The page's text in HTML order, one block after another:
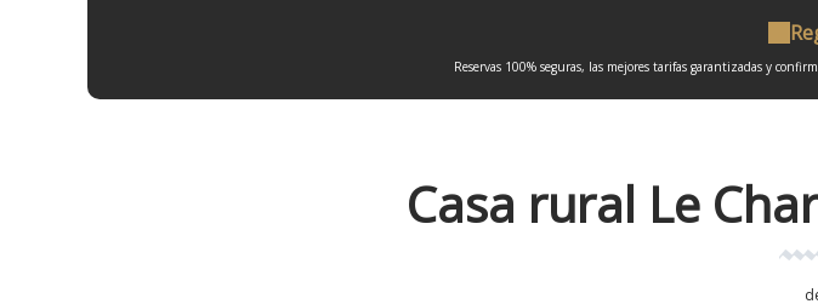
Reservas 100% seguras, las mejores tarifas garantizadas y
Casa rural Le